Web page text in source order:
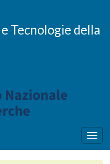
Tecnologie della